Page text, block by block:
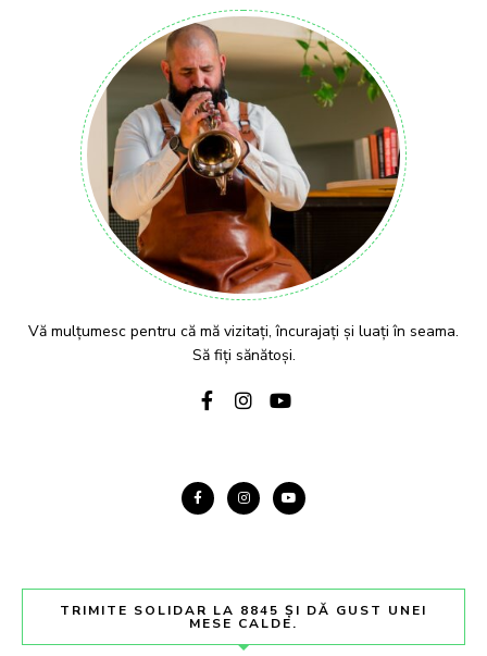
Vă mulțumesc pentru că mă vizitați, încurajați și luați în seama.
Să fiți sănătoși.
TRIMITE SOLIDAR LA 8845 ȘI DĂ GUST UNEI
MESE CALDE.